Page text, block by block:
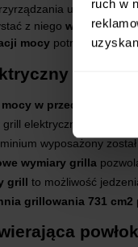
ruch w
ulubionych
z niego w kuchni i
mocy potrawy będą
z
w przedziale 1200 -
grill elektryczny ustawić
wyposażony
wymiary grilla
grill to możliwość
grillowania 731 cm2